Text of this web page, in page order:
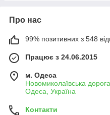
Про нас
99% позитивних з 548
Працює з 24.06.2015
м. Одеса
Новомиколаївська
Одеса, Україна
Контакти